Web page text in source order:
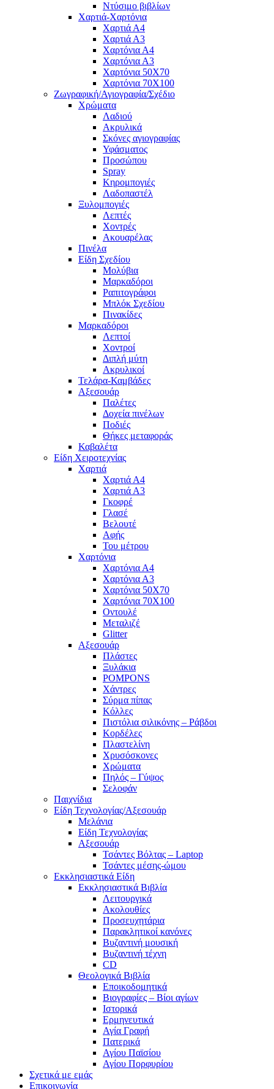
Ντύσιμο βιβλίων
Χαρτιά-Χαρτόνια
Χαρτιά Α4
Χαρτιά Α3
Χαρτόνια Α4
Χαρτόνια Α3
Χαρτόνια 50Χ70
Χαρτόνια 70Χ100
Ζωγραφική/Αγιογραφία/Σχέδιο
Χρώματα
Λαδιού
Ακρυλικά
Σκόνες αγιογραφίας
Υφάσματος
Προσώπου
Spray
Κηρομπογιές
Λαδοπαστέλ
Ξυλομπογιές
Λεπτές
Χοντρές
Ακουαρέλας
Πινέλα
Είδη Σχεδίου
Μολύβια
Μαρκαδόροι
Ραπιτογράφοι
Μπλόκ Σχεδίου
Πινακίδες
Μαρκαδόροι
Λεπτοί
Χοντροί
Διπλή μύτη
Ακρυλικοί
Τελάρα-Καμβάδες
Αξεσουάρ
Παλέτες
Δοχεία πινέλων
Ποδιές
Θήκες μεταφοράς
Καβαλέτα
Είδη Χειροτεχνίας
Χαρτιά
Χαρτιά Α4
Χαρτιά Α3
Γκοφρέ
Γλασέ
Βελουτέ
Αφής
Του μέτρου
Χαρτόνια
Χαρτόνια Α4
Χαρτόνια Α3
Χαρτόνια 50Χ70
Χαρτόνια 70Χ100
Οντουλέ
Μεταλιζέ
Glitter
Αξεσουάρ
Πλάστες
Ξυλάκια
POMPONS
Χάντρες
Σύρμα πίπας
Κόλλες
Πιστόλια σιλικόνης – Ράβδοι
Κορδέλες
Πλαστελίνη
Χρυσόσκονες
Χρώματα
Πηλός – Γύψος
Σελοφάν
Παιχνίδια
Είδη Τεχνολογίας/Αξεσουάρ
Μελάνια
Είδη Τεχνολογίας
Αξεσουάρ
Τσάντες Βόλτας – Laptop
Τσάντες μέσης-ώμου
Εκκλησιαστικά Είδη
Εκκλησιαστικά Βιβλία
Λειτουργικά
Ακολουθίες
Προσευχητάρια
Παρακλητικοί κανόνες
Βυζαντινή μουσική
Βυζαντινή τέχνη
CD
Θεολογικά Βιβλία
Εποικοδομητικά
Βιογραφίες – Βίοι αγίων
Ιστορικά
Ερμηνευτικά
Αγία Γραφή
Πατερικά
Αγίου Παϊσίου
Αγίου Πορφυρίου
Σχετικά με εμάς
Επικοινωνία